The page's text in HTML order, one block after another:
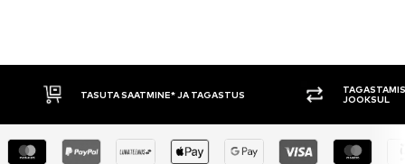
TASUTA SAATMINE* JA TAGASTUS
JOOKSUL